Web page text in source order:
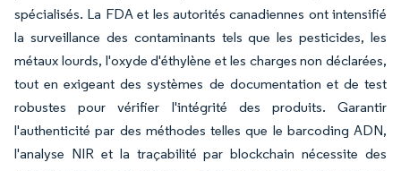
spécialisés. La FDA et les autorités canadiennes ont intensifié
la surveillance des contaminants tels que les pesticides, les
métaux lourds, l'oxyde d'éthylène et les charges non déclarées,
tout en exigeant des systèmes de documentation et de test
robustes pour vérifier l'intégrité des produits. Garantir
l'authenticité par des méthodes telles que le barcoding ADN,
l'analyse NIR et la traçabilité par blockchain nécessite des